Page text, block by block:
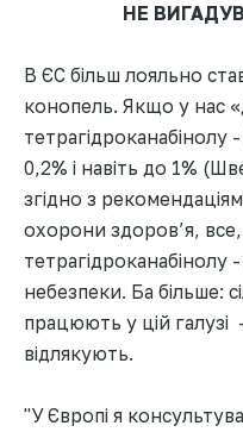
НЕ
В ЄС більш лояльно
конопель. Якщо у нас
тетрагідроканабінолу
0,2% і навіть до 1%
згідно з
охорони здоров’я,
тетрагідроканабінолу
небезпеки. Ба більше:
працюють у цій
відлякують.
"У Європі я